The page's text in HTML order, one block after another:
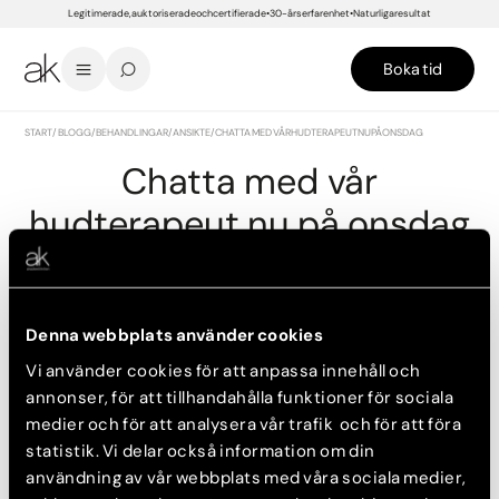
Denna webbplats använder cookies
Vi använder cookies för att anpassa innehåll och
annonser, för att tillhandahålla funktioner för sociala
medier och för att analysera vår trafik och för att föra
statistik. Vi delar också information om din
användning av vår webbplats med våra sociala medier,
Legitimerade, auktoriserade och certifierade 30-års erfarenhet Naturliga resultat
Boka tid
START/BLOGG/BEHANDLINGAR/ANSIKTE/CHATTA MED VÅR HUDTERAPEUT NU PÅ ONSDAG
Chatta med vår
hudterapeut nu på onsdag
Har du några frågor eller funderingar hudproblem eller
hudåkommor såsom pigmentfläckar, kärl och acneärr m.m?
Eller har du bara några generella frågor kring våra
hudbehandlingar har du möjlighet chatta med vår hudterapeut
Patricia nu på onsdag mellan kl 14.30-15.00.